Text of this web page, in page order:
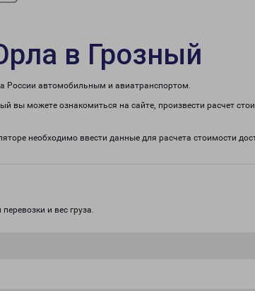
в Грозный
России автомобильным и авиатранспортом.
вы можете ознакомиться на сайте, произвести расчет
необходимо ввести данные для расчета стоимости
и вес груза.